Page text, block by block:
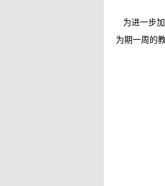
为进一步
为期一周的